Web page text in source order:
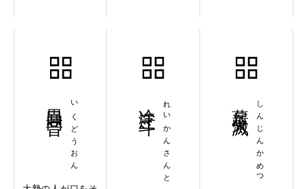
いくどうおん れいかんさんと しんじんかめつ